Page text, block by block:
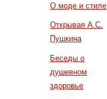
О моде и стиле
Открывая А.С.
Пушкина
Беседы о
душевном
здоровье